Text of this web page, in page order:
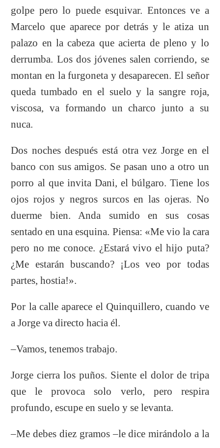
golpe pero lo puede esquivar. Entonces ve a
Marcelo que aparece por detrás y le atiza un
palazo en la cabeza que acierta de pleno y lo
derrumba. Los dos jóvenes salen corriendo, se
montan en la furgoneta y desaparecen. El señor
queda tumbado en el suelo y la sangre roja,
viscosa, va formando un charco junto a su
nuca.
Dos noches después está otra vez Jorge en el
banco con sus amigos. Se pasan uno a otro un
porro al que invita Dani, el búlgaro. Tiene los
ojos rojos y negros surcos en las ojeras. No
duerme bien. Anda sumido en sus cosas
sentado en una esquina. Piensa: «Me vio la cara
pero no me conoce. ¿Estará vivo el hijo puta?
¿Me estarán buscando? ¡Los veo por todas
partes, hostia!».
Por la calle aparece el Quinquillero, cuando ve
a Jorge va directo hacia él.
–Vamos, tenemos trabajo.
Jorge cierra los puños. Siente el dolor de tripa
que le provoca solo verlo, pero respira
profundo, escupe en suelo y se levanta.
–Me debes diez gramos –le dice mirándolo a la